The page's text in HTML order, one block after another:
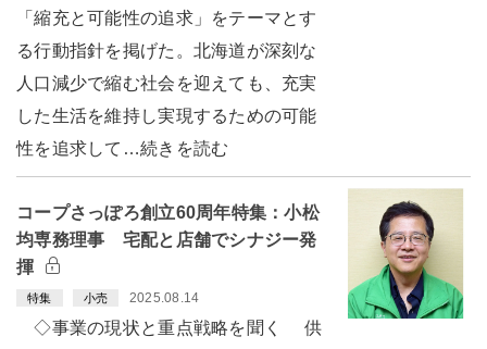
「縮充と可能性の追求」をテーマとす
る行動指針を掲げた。北海道が深刻な
人口減少で縮む社会を迎えても、充実
した生活を維持し実現するための可能
性を追求して…続きを読む
コープさっぽろ創立60周年特集：小松
均専務理事 宅配と店舗でシナジー発
揮
特集 小売 2025.08.14
◇事業の現状と重点戦略を聞く 供